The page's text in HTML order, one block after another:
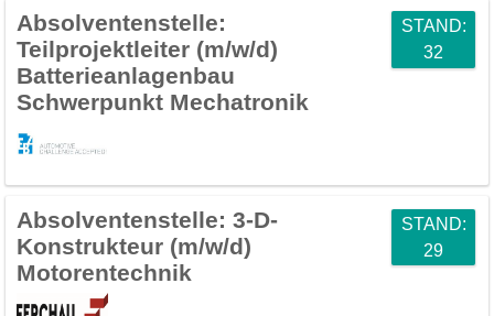
Absolventenstelle:
Teilprojektleiter (m/w/d)
Batterieanlagenbau
Schwerpunkt Mechatronik
STAND:
32
Absolventenstelle: 3-D-
Konstrukteur (m/w/d)
Motorentechnik
STAND:
29